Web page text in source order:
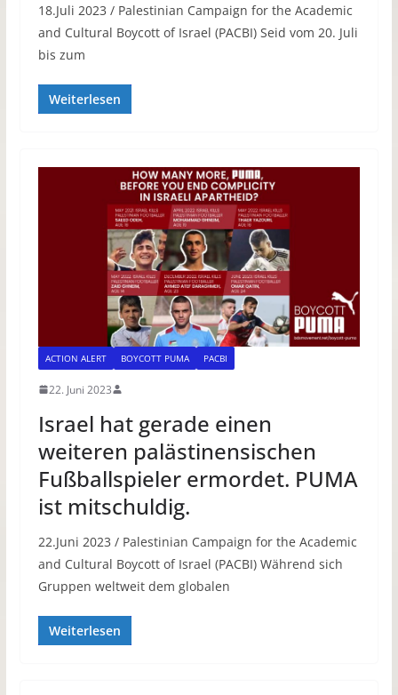
18.Juli 2023 / Palestinian Campaign for the Academic
and Cultural Boycott of Israel (PACBI) Seid vom 20. Juli
bis zum
Weiterlesen
ACTION ALERT BOYCOTT PUMA PACBI
22. Juni 2023
Israel hat gerade einen
weiteren palästinensischen
Fußballspieler ermordet. PUMA
ist mitschuldig.
22.Juni 2023 / Palestinian Campaign for the Academic
and Cultural Boycott of Israel (PACBI) Während sich
Gruppen weltweit dem globalen
Weiterlesen